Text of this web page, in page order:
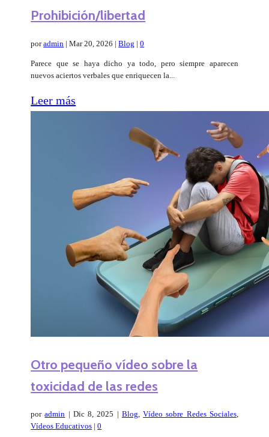
Prohibición/libertad
poradmin |Mar 20, 2026 |Blog |0
Parece que se haya dicho ya todo, pero siempre aparecen
nuevos aciertos verbales que enriquecen la...
Leer más
Otro pequeño vídeo sobre la
toxicidad de las redes
poradmin | Dic 8, 2025 | Blog,Vídeo sobre Redes Sociales,
Vídeos Educativos |0